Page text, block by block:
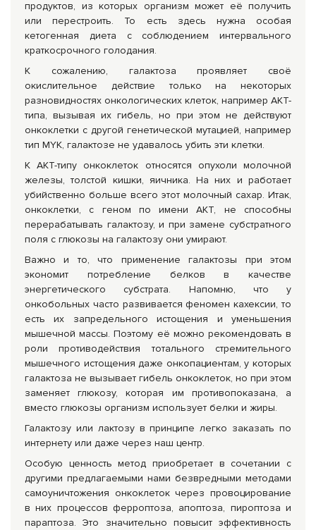
продуктов, из которых организм может её получить
или перестроить. То есть здесь нужна особая
кетогенная диета с соблюдением интервального
краткосрочного голодания.
К сожалению, галактоза проявляет своё
окислительное действие только на некоторых
разновидностях онкологических клеток, например АКТ-
типа, вызывая их гибель, но при этом не действуют
онкоклетки с другой генетической мутацией, например
тип MYK, галактозе не удавалось убить эти клетки.
К АКТ-типу онкоклеток относятся опухоли молочной
железы, толстой кишки, яичника. На них и работает
убийственно больше всего этот молочный сахар. Итак,
онкоклетки, с геном по имени AKT, не способны
перерабатывать галактозу, и при замене субстратного
поля с глюкозы на галактозу они умирают.
Важно и то, что применение галактозы при этом
экономит потребление белков в качестве
энергетического субстрата. Напомню, что у
онкобольных часто развивается феномен кахексии, то
есть их запредельного истощения и уменьшения
мышечной массы. Поэтому её можно рекомендовать в
роли противодействия тотального стремительного
мышечного истощения даже онкопациентам, у которых
галактоза не вызывает гибель онкоклеток, но при этом
заменяет глюкозу, которая им противопоказана, а
вместо глюкозы организм использует белки и жиры.
Галактозу или лактозу в принципе легко заказать по
интернету или даже через наш центр.
Особую ценность метод приобретает в сочетании с
другими предлагаемыми нами безвредными методами
самоуничтожения онкоклеток через провоцирование
в них процессов ферроптоза, апоптоза, пироптоза и
параптоза. Это значительно повысит эффективность